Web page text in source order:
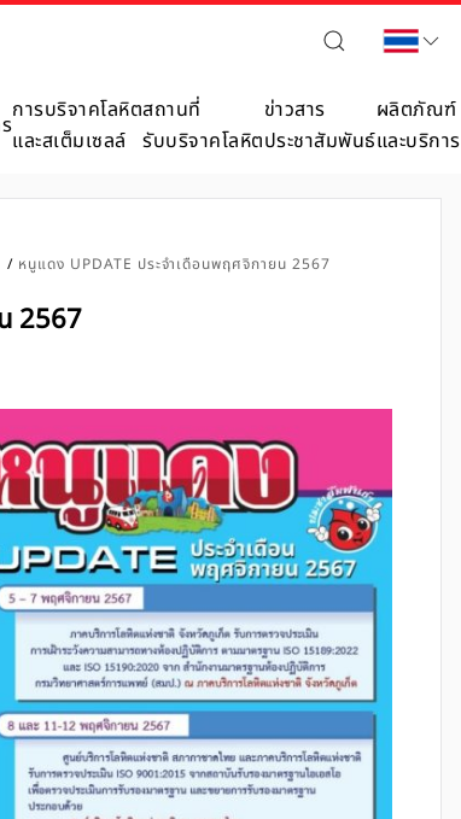
การบริจาคโลหิต
และสเต็มเซลล์
สถานที่
รับบริจาคโลหิต
ข่าวสาร
ประชาสัมพันธ์
ผลิตภัณฑ์
และบริการ
หนูแดง UPDATE ประจำเดือนพฤศจิกายน 2567
2567